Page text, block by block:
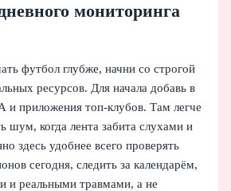
мониторинга
футбол глубже, начни со строгой
ресурсов. Для начала добавь в
и приложения топ‑клубов. Там легче
шум, когда лента забита слухами и
здесь удобнее всего проверять
сегодня, следить за календарём,
и реальными травмами, а не